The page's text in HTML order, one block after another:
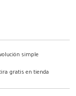
simple
gratis en tienda